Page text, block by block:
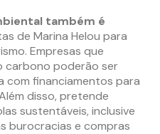
também é
de Marina Helou para
Empresas que
carbono poderão ser
com financiamentos para
disso, pretende
sustentáveis, inclusive
burocracias e compras